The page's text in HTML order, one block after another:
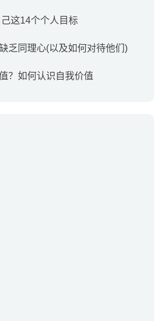
这14个个人目标
乏同理心(以及如何对待他们)
？如何认识自我价值